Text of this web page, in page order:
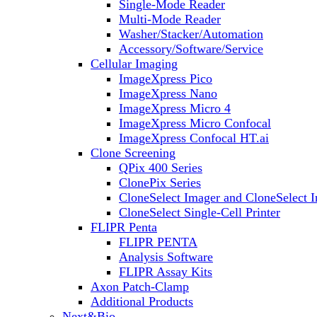
Single-Mode Reader
Multi-Mode Reader
Washer/Stacker/Automation
Accessory/Software/Service
Cellular Imaging
ImageXpress Pico
ImageXpress Nano
ImageXpress Micro 4
ImageXpress Micro Confocal
ImageXpress Confocal HT.ai
Clone Screening
QPix 400 Series
ClonePix Series
CloneSelect Imager and CloneSelect
CloneSelect Single-Cell Printer
FLIPR Penta
FLIPR PENTA
Analysis Software
FLIPR Assay Kits
Axon Patch-Clamp
Additional Products